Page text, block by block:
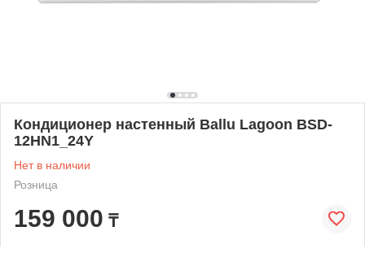
Кондиционер настенный Ballu Lagoon BSD-
12HN1_24Y
Нет в наличии
Розница
159 000 ₸